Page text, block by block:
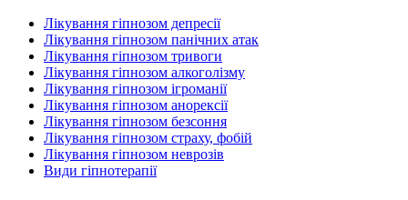
Лікування гіпнозом депресії
Лікування гіпнозом панічних атак
Лікування гіпнозом тривоги
Лікування гіпнозом алкоголізму
Лікування гіпнозом ігроманії
Лікування гіпнозом анорексії
Лікування гіпнозом безсоння
Лікування гіпнозом страху, фобій
Лікування гіпнозом неврозів
Види гіпнотерапії